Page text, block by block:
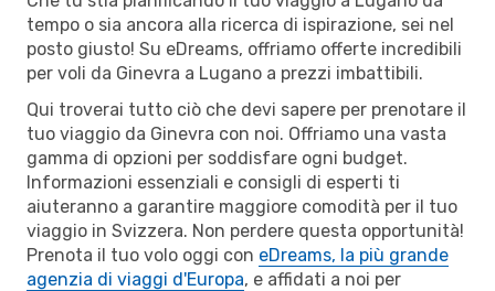
tempo o sia ancora alla ricerca di ispirazione, sei nel
posto giusto! Su eDreams, offriamo offerte incredibili
per voli da Ginevra a Lugano a prezzi imbattibili.
Qui troverai tutto ciò che devi sapere per prenotare il
tuo viaggio da Ginevra con noi. Offriamo una vasta
gamma di opzioni per soddisfare ogni budget.
Informazioni essenziali e consigli di esperti ti
aiuteranno a garantire maggiore comodità per il tuo
viaggio in Svizzera. Non perdere questa opportunità!
Prenota il tuo volo oggi con eDreams, la più grande
agenzia di viaggi d'Europa, e affidati a noi per